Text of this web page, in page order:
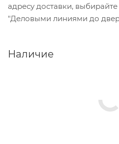
адресу доставки,
"Деловыми линиями до
Наличие